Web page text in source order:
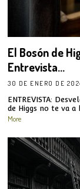
El Bosón de
Entrevista…
30 DE ENERO DE
ENTREVISTA:
de Higgs no te va a
More